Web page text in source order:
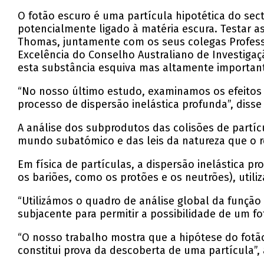
O fotão escuro é uma partícula hipotética do
potencialmente ligado à matéria escura. Testar
Thomas, juntamente com os seus colegas
Excelência do Conselho Australiano de
esta substância esquiva mas altamente
“No nosso último estudo, examinamos os
processo de dispersão inelástica profunda”,
A análise dos subprodutos das colisões de
mundo subatómico e das leis da natureza que o
Em física de partículas, a dispersão inelástica
os bariões, como os protões e os neutrões),
“Utilizámos o quadro de análise global da
subjacente para permitir a possibilidade de um
“O nosso trabalho mostra que a hipótese do
constitui prova da descoberta de uma partícula”,